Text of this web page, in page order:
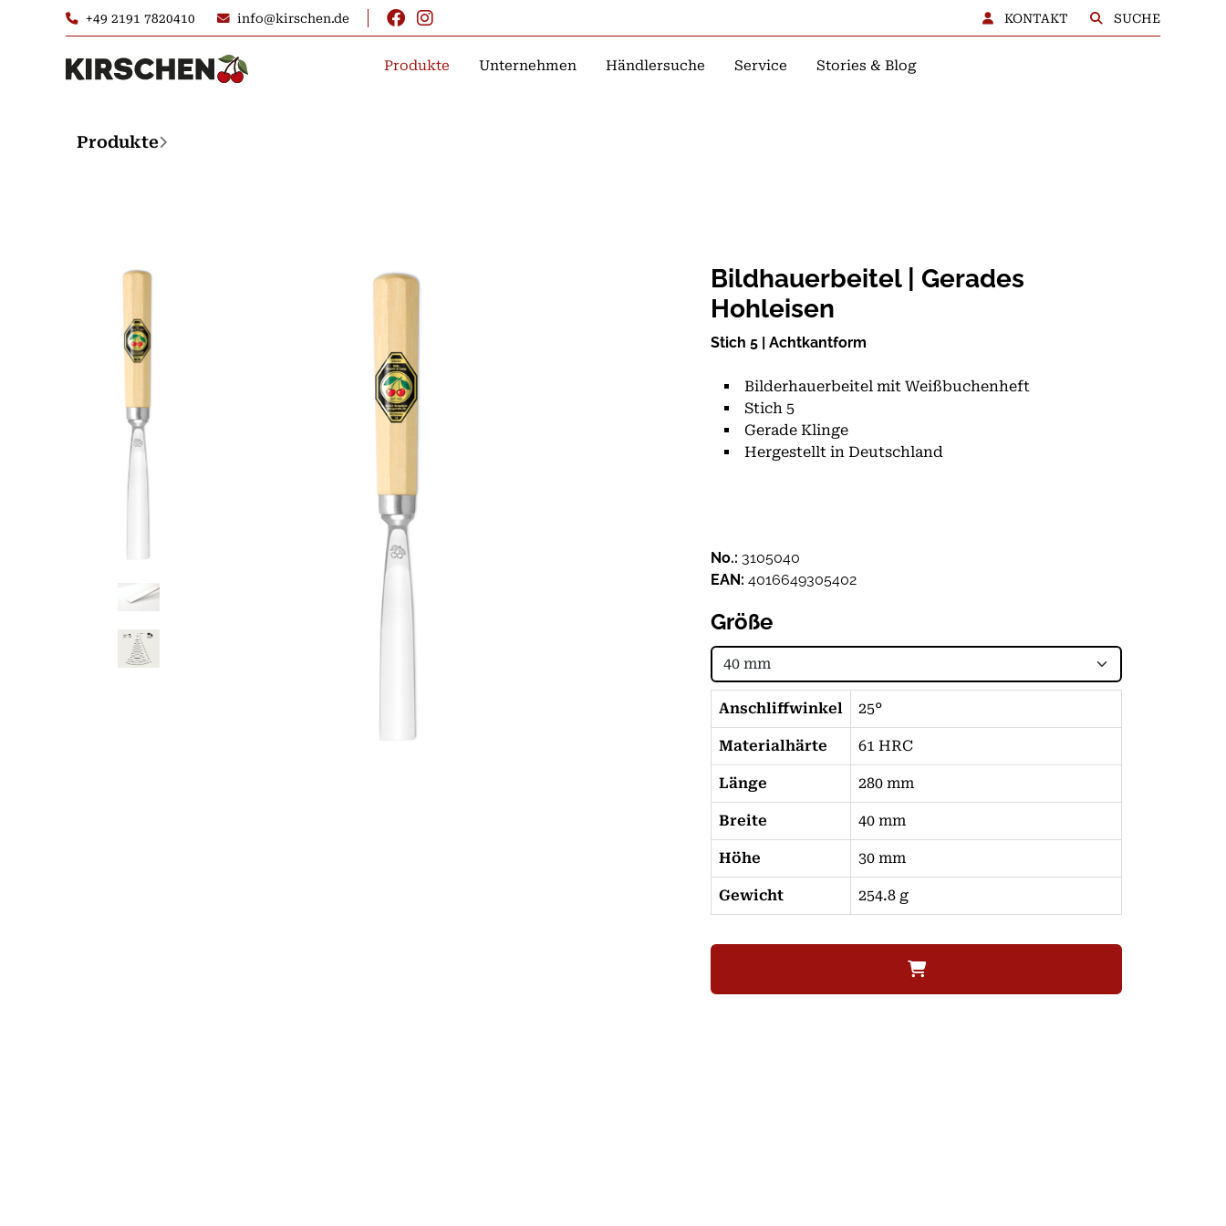
+49 2191 7820410 info@kirschen.de KONTAKT SUCHE
Produkte Unternehmen Händlersuche Service Stories & Blog
Produkte
Bildhauerbeitel | Gerades
Hohleisen
Stich 5 | Achtkantform
Bilderhauerbeitel mit Weißbuchenheft
Stich 5
Gerade Klinge
Hergestellt in Deutschland
No.: 3105040
EAN: 4016649305402
Größe
Anschliffwinkel 25°
Materialhärte 61 HRC
Länge 280 mm
Breite 40 mm
Höhe 30 mm
Gewicht 254.8 g